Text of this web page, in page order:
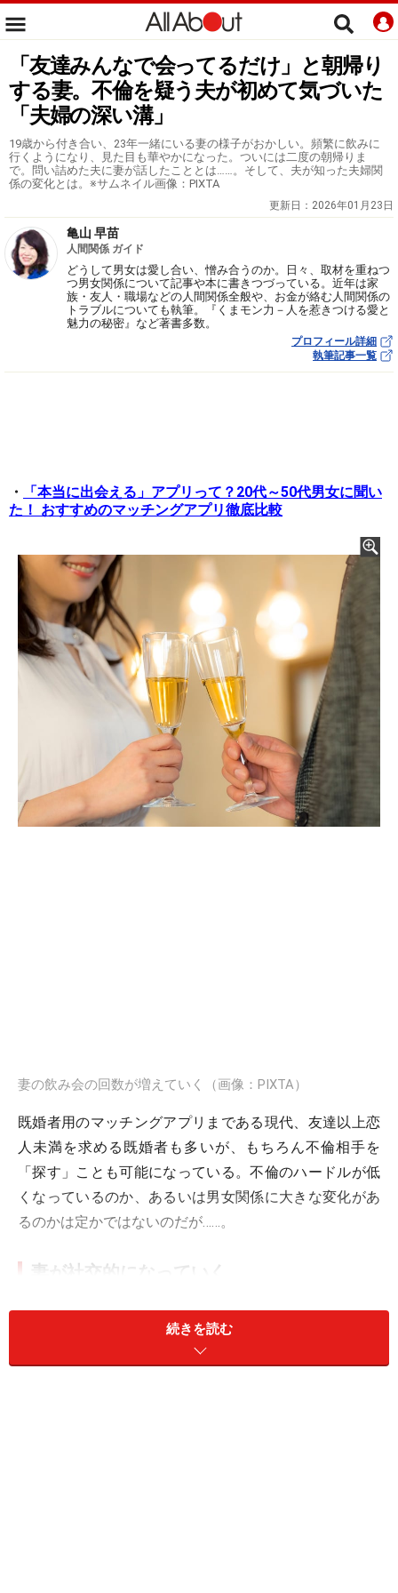
「友達みんなで会ってるだけ」と朝帰り
する妻。不倫を疑う夫が初めて気づいた
「夫婦の深い溝」
19歳から付き合い、23年一緒にいる妻の様子がおかしい。頻繁に飲みに
行くようになり、見た目も華やかになった。ついには二度の朝帰りま
で。問い詰めた夫に妻が話したこととは……。そして、夫が知った夫婦関
係の変化とは。※サムネイル画像：PIXTA
更新日： 2026年01月23日
亀山 早苗
人間関係 ガイド
どうして男女は愛し合い、憎み合うのか。日々、取材を重ねつ
つ男女関係について記事や本に書きつづっている。近年は家
族・友人・職場などの人間関係全般や、お金が絡む人間関係の
トラブルについても執筆。『くまモン力－人を惹きつける愛と
魅力の秘密』など著書多数。
プロフィール詳細
執筆記事一覧
・
「本当に出会える」アプリって？20代～50代男女に聞い
た！ おすすめのマッチングアプリ徹底比較
妻の飲み会の回数が増えていく（画像：PIXTA）
既婚者用のマッチングアプリまである現代、友達以上恋
人未満を求める既婚者も多いが、もちろん不倫相手を
「探す」ことも可能になっている。不倫のハードルが低
くなっているのか、あるいは男女関係に大きな変化があ
るのかは定かではないのだが……。
妻が社交的になっていく
学生時代から同級生と同棲し、27歳で妊娠が分かって婚
姻届を出したヒロキさん（42歳）。上の子は15歳、下の
続きを読む